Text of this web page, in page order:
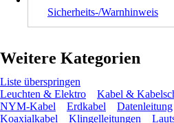
Sicherheits-/Warnhinweis
Weitere Kategorien
Liste überspringen
Leuchten & Elektro
Kabel &
NYM-Kabel
Erdkabel Datenleitung
Koaxialkabel
Klingelleitungen